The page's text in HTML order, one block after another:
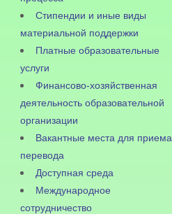
Стипендии и иные виды
материальной поддержки
Платные образовательные
услуги
Финансово-хозяйственная
деятельность образовательной
организации
Вакантные места для приема,
перевода
Доступная среда
Международное
сотрудничество